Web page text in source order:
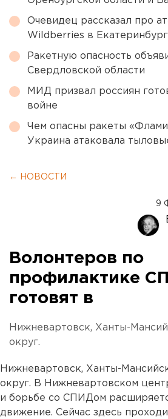
Очевидец рассказал про
Wildberries в
Ракетную опасность
Свердловской области
МИД призвал россиян
войне
Чем опасны ракеты
Украина атаковала
← НОВОСТИ
9
Волонтеров по
профилактике
готовят в
Нижневартовск, Ханты-
округ.
Нижневартовск, Ханты-
округ. В Нижневартовском
и борьбе со СПИДом
движение. Сейчас здесь